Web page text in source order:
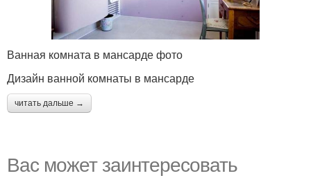
Ванная комната в мансарде фото
Дизайн ванной комнаты в мансарде
читать дальше →
Вас может заинтересовать